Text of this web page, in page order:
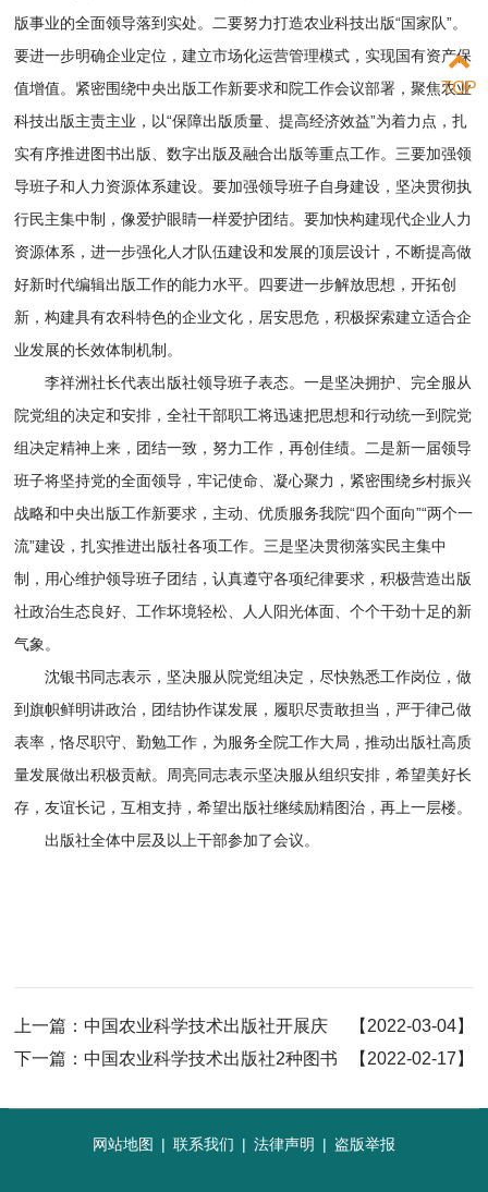
版事业的全面领导落到实处。二要努力打造农业科技出版“国家队”。
要进一步明确企业定位，建立市场化运营管理模式，实现国有资产保
值增值。紧密围绕中央出版工作新要求和院工作会议部署，聚焦农业
科技出版主责主业，以“保障出版质量、提高经济效益”为着力点，扎
实有序推进图书出版、数字出版及融合出版等重点工作。三要加强领
导班子和人力资源体系建设。要加强领导班子自身建设，坚决贯彻执
行民主集中制，像爱护眼睛一样爱护团结。要加快构建现代企业人力
资源体系，进一步强化人才队伍建设和发展的顶层设计，不断提高做
好新时代编辑出版工作的能力水平。四要进一步解放思想，开拓创
新，构建具有农科特色的企业文化，居安思危，积极探索建立适合企
业发展的长效体制机制。
李祥洲社长代表出版社领导班子表态。一是坚决拥护、完全服从
院党组的决定和安排，全社干部职工将迅速把思想和行动统一到院党
组决定精神上来，团结一致，努力工作，再创佳绩。二是新一届领导
班子将坚持党的全面领导，牢记使命、凝心聚力，紧密围绕乡村振兴
战略和中央出版工作新要求，主动、优质服务我院“四个面向”“两个一
流”建设，扎实推进出版社各项工作。三是坚决贯彻落实民主集中
制，用心维护领导班子团结，认真遵守各项纪律要求，积极营造出版
社政治生态良好、工作坏境轻松、人人阳光体面、个个干劲十足的新
气象。
沈银书同志表示，坚决服从院党组决定，尽快熟悉工作岗位，做
到旗帜鲜明讲政治，团结协作谋发展，履职尽责敢担当，严于律己做
表率，恪尽职守、勤勉工作，为服务全院工作大局，推动出版社高质
量发展做出积极贡献。周亮同志表示坚决服从组织安排，希望美好长
存，友谊长记，互相支持，希望出版社继续励精图治，再上一层楼。
出版社全体中层及以上干部参加了会议。
【2022-03-04】
上一篇：中国农业科学技术出版社开展庆
祝“三八”国际妇女节活动
【2022-02-17】
下一篇：中国农业科学技术出版社2种图书
网站地图 | 联系我们 | 法律声明 | 盗版举报
TOP